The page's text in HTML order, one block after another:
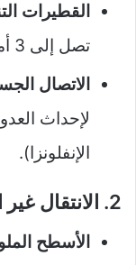
القطيرات
تصل إلى 3 أمتار.
الاتصال
الإنفلونزا).
2. الانتقال غير المباشر:
الأسطح